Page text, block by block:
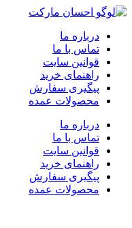
درباره ما
تماس با ما
قوانین سایت
راهنمای خرید
پیگیری سفارش
محصولات عمده
درباره ما
تماس با ما
قوانین سایت
راهنمای خرید
پیگیری سفارش
محصولات عمده